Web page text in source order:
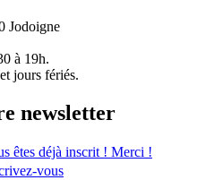
Jodoigne
à 19h.
jours fériés.
newsletter
êtes déjà inscrit ! Merci !
vous